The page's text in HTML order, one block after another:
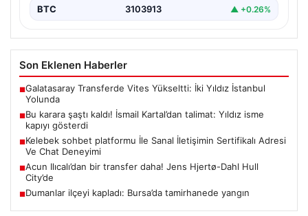
BTC 3103913 ▲ +0.26%
Son Eklenen Haberler
■Galatasaray Transferde Vites Yükseltti: İki Yıldız İstanbul
Yolunda
■Bu karara şaştı kaldı! İsmail Kartal’dan talimat: Yıldız isme
kapıyı gösterdi
■Kelebek sohbet platformu İle Sanal İletişimin Sertifikalı Adresi
Ve Chat Deneyimi
■Acun Ilıcalı’dan bir transfer daha! Jens Hjertø-Dahl Hull
City’de
■Dumanlar ilçeyi kapladı: Bursa’da tamirhanede yangın